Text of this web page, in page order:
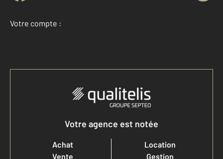
Votre compte :
Accéder à mon compte
Votre agence est notée
Achat
Vente
Location
Gestion